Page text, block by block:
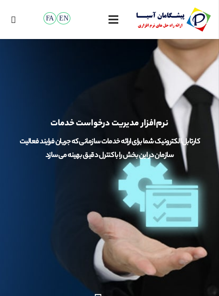
FA EN
نرم‌افزار مدیریت درخواست خدمات
کارتابل الکترونیک شما برای ارائه خدمات سازمانی که جریان فرایند فعالیت
سازمان در این بخش را با کنترل دقیق بهینه می‌سازد